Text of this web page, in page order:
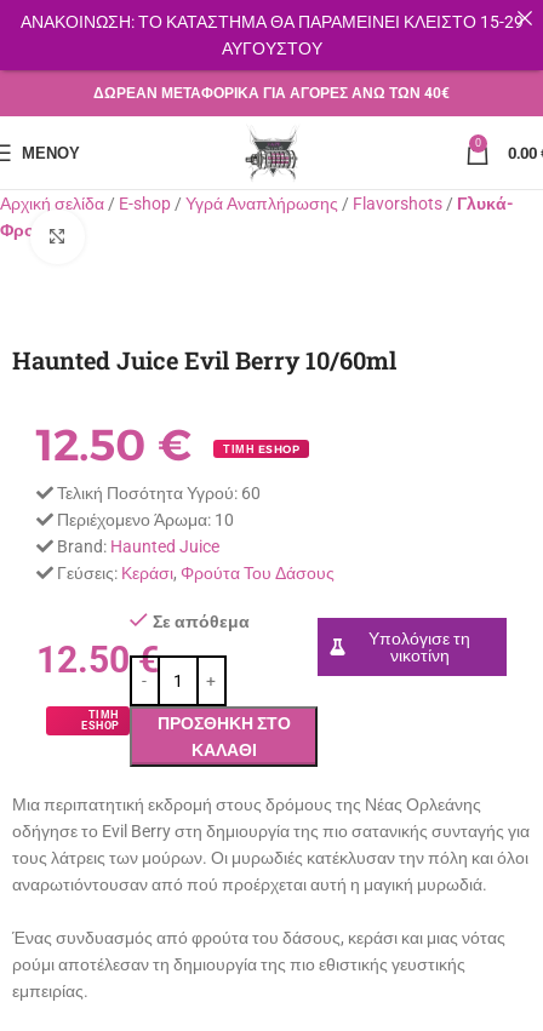
ΔΩΡΕΑΝ ΜΕΤΑΦΟΡΙΚΑ ΓΙΑ ΑΓΟΡΕΣ ΑΝΩ ΤΩΝ 40€
ΜΕΝΟΎ 0 0.00
Αρχική σελίδα E-shop Υγρά Αναπλήρωσης Flavorshots
Γλυκά-
Φρούτα
Haunted Juice Evil Berry 10/60ml
12.50 € ΤΙΜΗ ESHOP
Τελική Ποσότητα Υγρού: 60
Περιέχομενο Άρωμα: 10
Brand: Haunted Juice
Γεύσεις: Κεράσι, Φρούτα Του Δάσους
12.50€
ΤΙΜΗ
ESHOP
Σε απόθεμα
ΠΡΟΣΘΉΚΗ ΣΤΟ
ΚΑΛΆΘΙ
Υπολόγισε τη
νικοτίνη
Μια περιπατητική εκδρομή στους δρόμους της Νέας Ορλεάνης
οδήγησε το Evil Berry στη δημιουργία της πιο σατανικής συνταγής για
τους λάτρεις των μούρων. Οι μυρωδιές κατέκλυσαν την πόλη και όλοι
αναρωτιόντουσαν από πού προέρχεται αυτή η μαγική μυρωδιά.
Ένας συνδυασμός από φρούτα του δάσους, κεράσι και μιας νότας
ρούμι αποτέλεσαν τη δημιουργία της πιο εθιστικής γευστικής
εμπειρίας.
ΑΝΑΚΟΙΝΩΣΗ: ΤΟ ΚΑΤΑΣΤΗΜΑ ΘΑ ΠΑΡΑΜΕΙΝΕΙ ΚΛΕΙΣΤΟ 15-29
ΑΥΓΟΥΣΤΟΥ